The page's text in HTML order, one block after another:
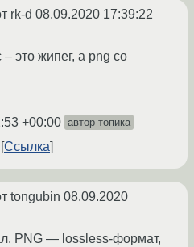
rk-d 08.09.2020 17:39:22
это жипег, а png со
+00:00 автор топика
Ссылка
tongubin 08.09.2020
PNG — lossless-формат,